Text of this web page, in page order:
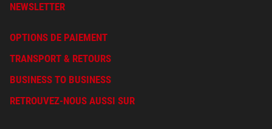
NEWSLETTER
OPTIONS DE PAIEMENT
TRANSPORT & RETOURS
BUSINESS TO BUSINESS
RETROUVEZ-NOUS AUSSI SUR